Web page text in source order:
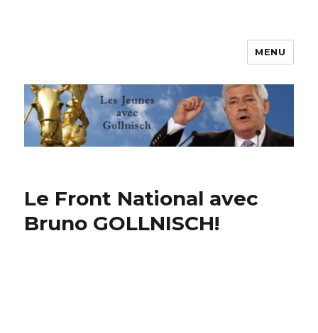
Les jeunes avec Gollnisch
MENU
Le Front National avec
Bruno GOLLNISCH!